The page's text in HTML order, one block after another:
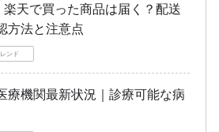
天で買った商品は届く？配送
方法と注意点
ンド
療機関最新状況｜診療可能な病